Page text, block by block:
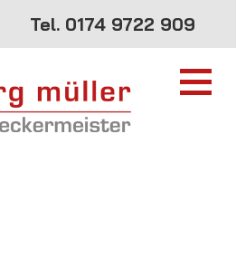
Tel. 0174 9722 909